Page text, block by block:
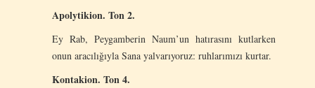
Apolytikion. Ton 2.
Ey Rab, Peygamberin Naum’un hatırasını kutlarken
onun aracılığıyla Sana yalvarıyoruz: ruhlarımızı kurtar.
Kontakion. Ton 4.